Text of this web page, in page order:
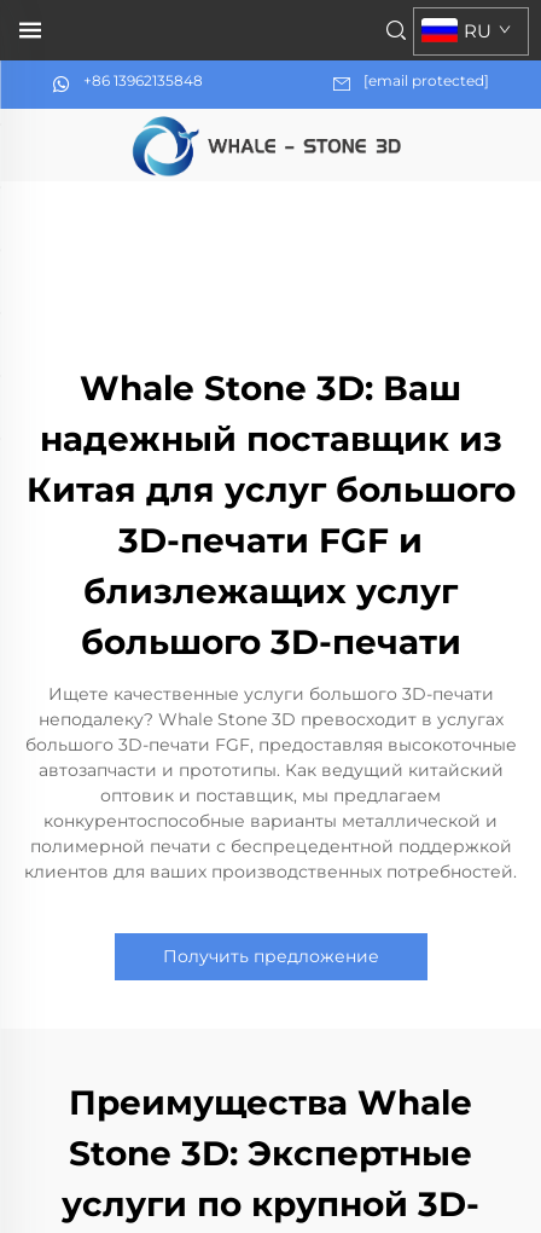
+86 13962135848 [email protected]
RU
Whale Stone 3D: Ваш
надежный поставщик из
Китая для услуг большого
3D-печати FGF и
близлежащих услуг
большого 3D-печати
Ищете качественные услуги большого 3D-печати
неподалеку? Whale Stone 3D превосходит в услугах
большого 3D-печати FGF, предоставляя высокоточные
автозапчасти и прототипы. Как ведущий китайский
оптовик и поставщик, мы предлагаем
конкурентоспособные варианты металлической и
полимерной печати с беспрецедентной поддержкой
клиентов для ваших производственных потребностей.
Получить предложение
Преимущества Whale
Stone 3D: Экспертные
услуги по крупной 3D-